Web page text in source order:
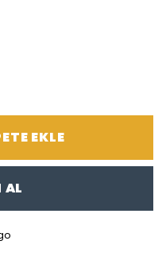
EKLE
AL